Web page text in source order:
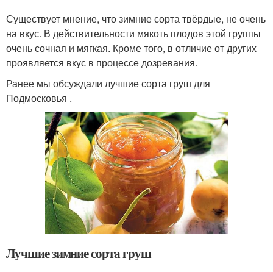
Существует мнение, что зимние сорта твёрдые, не очень
на вкус. В действительности мякоть плодов этой группы
очень сочная и мягкая. Кроме того, в отличие от других
проявляется вкус в процессе дозревания.
Ранее мы обсуждали лучшие сорта груш для
Подмосковья .
Лучшие зимние сорта груш